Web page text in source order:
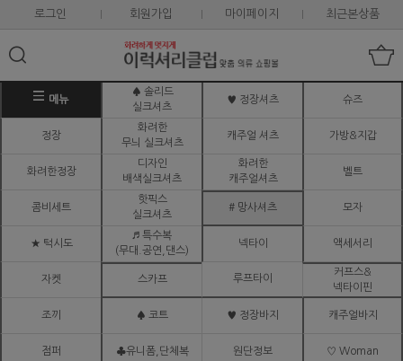
로그인 회원가입 마이페이지 최근본상품
메뉴
♠ 솔리드
실크셔츠
♥ 정장셔츠 슈즈
정장
화려한
무늬 실크셔츠
캐주얼 셔츠 가방&지갑
화려한정장
디자인
배색실크셔츠
화려한
캐주얼셔츠
벨트
콤비세트
핫픽스
실크셔츠
# 망사셔츠 모자
★ 턱시도
♬ 특수복
(무대.공연,댄스)
넥타이 액세서리
자켓 스카프 루프타이
커프스&
넥타이핀
조끼 ♠ 코트 ♥ 정장바지 캐주얼바지
점퍼 ♣유니폼,단체복 원단정보 ♡ Woman